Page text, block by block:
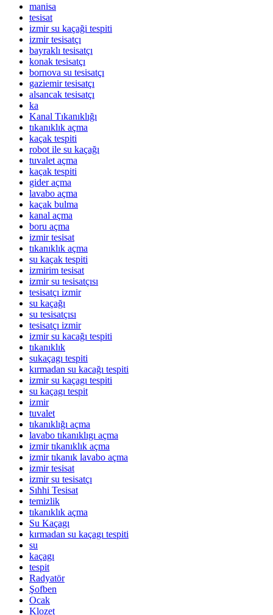
manisa
tesisat
izmir su kaçaği tespiti
izmir tesisatçı
bayraklı tesisatçı
konak tesisatçı
bornova su tesisatçı
gaziemir tesisatçı
alsancak tesisatçı
ka
Kanal Tıkanıklığı
tıkanıklık açma
kaçak tespiti
robot ile su kaçağı
tuvalet açma
kaçak tespiti
gider açma
lavabo açma
kaçak bulma
kanal açma
boru açma
izmir tesisat
tıkanıklık açma
su kaçak tespiti
izmirim tesisat
izmir su tesisatçısı
tesisatçı izmir
su kaçağı
su tesisatçısı
tesisatçı izmir
izmir su kacağı tespiti
tıkanıklık
sukaçagı tespiti
kırmadan su kacağı tespiti
izmir su kaçagı tespiti
su kaçagı tespit
izmir
tuvalet
tıkanıklığı açma
lavabo tıkanıklıgı açma
izmir tıkanıklık açma
izmir tıkanık lavabo açma
izmir tesisat
izmir su tesisatçı
Sıhhi Tesisat
temizlik
tıkanıklık açma
Su Kaçagı
kırmadan su kaçagı tespiti
su
kaçagı
tespit
Radyatör
Şofben
Ocak
Klozet